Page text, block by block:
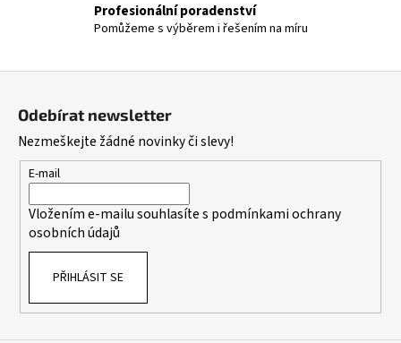
ý
Profesionální poradenství
Pomůžeme s výběrem i řešením na míru
Odebírat newsletter
Nezmeškejte žádné novinky či slevy!
E-mail
Vložením e-mailu souhlasíte s podmínkami ochrany
osobních údajů
PŘIHLÁSIT SE